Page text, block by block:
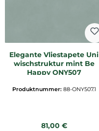
Elegante Vliestapete Uni
wischstruktur mint Be
Happy ONY507
Produktnummer: 88-ONY507.1
Regulärer Preis:
81,00 €